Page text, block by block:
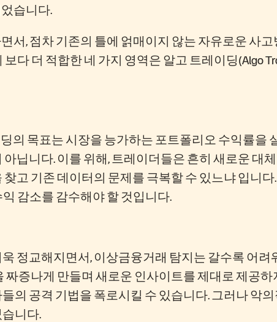
습니다.
서, 점차 기존의 틀에 얽매이지 않는 자유로운 사
다 더 적합한 네 가지 영역은 알고 트레이딩(Algo
의 목표는 시장을 능가하는 포트폴리오 수익률을
닙니다. 이를 위해, 트레이더들은 흔히 새로운 대
고 기존 데이터의 문제를 극복할 수 있느냐 입니
감소를 감수해야 할 것입니다.
정교해지면서, 이상금융거래 탐지는 갈수록 어
증나게 만들며 새로운 인사이트를 제대로 제공
의 공격 기법을 폭로시킬 수 있습니다. 그러나 악
니다.